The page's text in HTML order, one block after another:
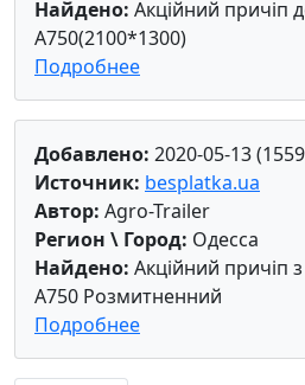
Найдено: Акційний причіп
A750(2100*1300)
Подробнее
Добавлено: 2020-05-13
Источник: besplatka.ua
Автор: Agro-Trailer
Регион \ Город: Одесса
Найдено: Акційний причіп
A750 Розмитненний
Подробнее